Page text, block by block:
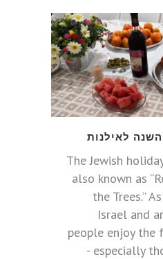
לאילנות
The Jewish
also known as
the Trees.”
Israel and
people enjoy
- especially